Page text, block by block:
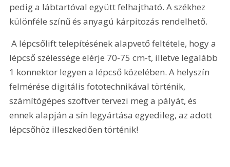
pedig a lábtartóval együtt felhajtható. A székhez
különféle színű és anyagú kárpitozás rendelhető.
A lépcsőlift telepítésének alapvető feltétele, hogy a
lépcső szélessége elérje 70-75 cm-t, illetve legalább
1 konnektor legyen a lépcső közelében. A helyszín
felmérése digitális fototechnikával történik,
számítógépes szoftver tervezi meg a pályát, és
ennek alapján a sín legyártása egyedileg, az adott
lépcsőhöz illeszkedően történik!